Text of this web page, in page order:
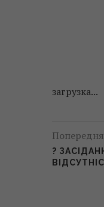
загрузка...
Попередня
?